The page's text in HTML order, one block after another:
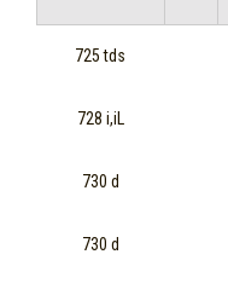
725 tds
728 i,iL
730 d
730 d